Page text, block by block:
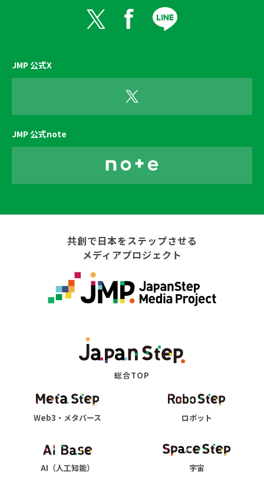
JMP 公式X
JMP 公式note
共創で日本をステップさせる
メディアプロジェクト
総合TOP
Web3・メタバース ロボット
AI（人工知能） 宇宙